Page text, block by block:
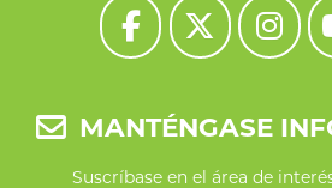
MANTÉNGASE
Suscríbase en el área de